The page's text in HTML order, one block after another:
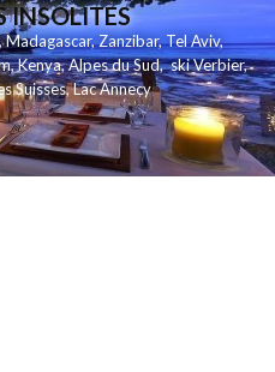
INSOLITES
,Madagascar,Zanzibar,Tel Aviv,
,Kenya,Alpes du Sud,ski Verbier,
Suisses,Lac Annecy